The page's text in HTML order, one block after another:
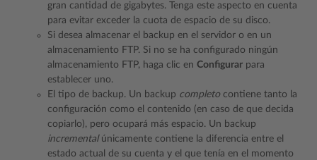
gran cantidad de gigabytes. Tenga este aspecto en cuenta
para evitar exceder la cuota de espacio de su disco.
Si desea almacenar el backup en el servidor o en un
almacenamiento FTP. Si no se ha configurado ningún
almacenamiento FTP, haga clic en Configurar para
establecer uno.
El tipo de backup. Un backup completocontiene tanto la
configuración como el contenido (en caso de que decida
copiarlo), pero ocupará más espacio. Un backup
incrementalúnicamente contiene la diferencia entre el
estado actual de su cuenta y el que tenía en el momento